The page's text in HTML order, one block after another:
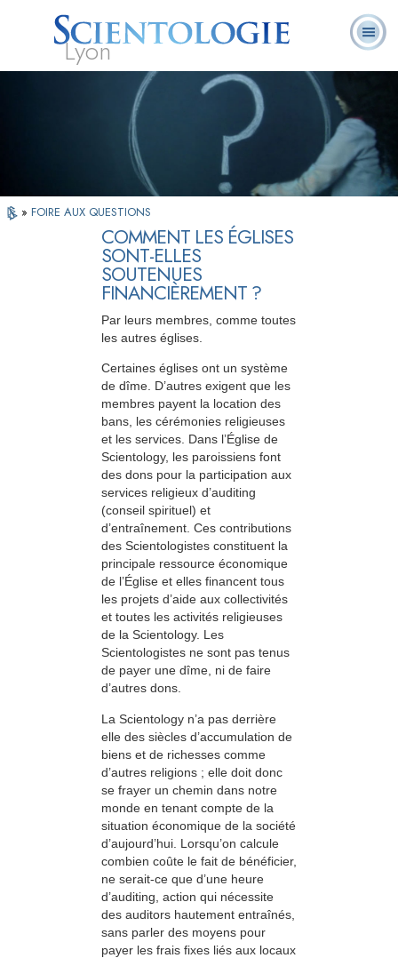
Lyon
Qu’est-ce que la
Scientologie ?
Ministres
volontaires
Foire aux
questions
» FOIRE AUX QUESTIONS
COMMENT LES ÉGLISES
SONT-ELLES
SOUTENUES
FINANCIÈREMENT ?
Par leurs membres, comme toutes
les autres églises.
Certaines églises ont un système
de dîme. D’autres exigent que les
membres payent la location des
bans, les cérémonies religieuses
et les services. Dans l’Église de
Scientology, les paroissiens font
des dons pour la participation aux
services religieux d’auditing
(conseil spirituel) et
d’entraînement. Ces contributions
des Scientologistes constituent la
principale ressource économique
de l’Église et elles financent tous
les projets d’aide aux collectivités
et toutes les activités religieuses
de la Scientology. Les
Scientologistes ne sont pas tenus
de payer une dîme, ni de faire
d’autres dons.
La Scientology n’a pas derrière
elle des siècles d’accumulation de
biens et de richesses comme
d’autres religions ; elle doit donc
se frayer un chemin dans notre
monde en tenant compte de la
situation économique de la société
d’aujourd’hui. Lorsqu’on calcule
combien coûte le fait de bénéficier,
ne serait-ce que d’une heure
d’auditing, action qui nécessite
des auditors hautement entraînés,
sans parler des moyens pour
payer les frais fixes liés aux locaux